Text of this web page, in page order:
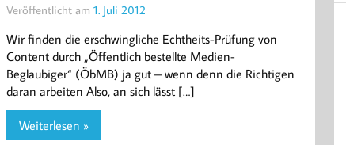
Veröffentlicht am 1. Juli 2012
Wir finden die erschwingliche Echtheits-Prüfung von
Content durch „Öffentlich bestellte Medien-
Beglaubiger“ (ÖbMB) ja gut – wenn denn die Richtigen
daran arbeiten Also, an sich lässt […]
Weiterlesen »